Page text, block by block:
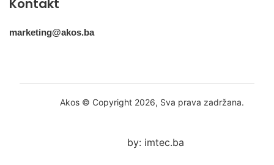
Kontakt
marketing@akos.ba
Akos © Copyright 2026, Sva prava zadržana.
by: imtec.ba